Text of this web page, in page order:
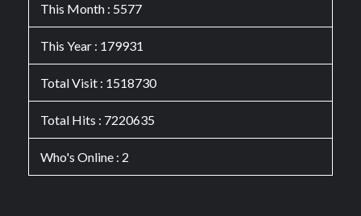
This Month : 5577
This Year : 179931
Total Visit : 1518730
Total Hits : 7220635
Who's Online : 2